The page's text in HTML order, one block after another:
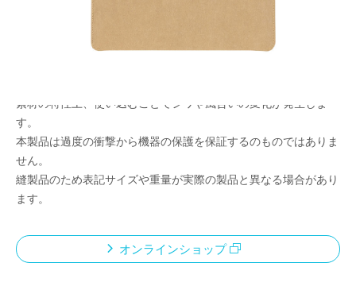
出し入れの際、ホックなどで収納物が傷つきにくいスリップイン
内側は収納物を優しく保護する起毛素材使用
素材の特性上、使い込むことでシワや風合いの変化が発生しま
す。
本製品は過度の衝撃から機器の保護を保証するのものではありま
せん。
縫製品のため表記サイズや重量が実際の製品と異なる場合があり
ます。
オンラインショップ